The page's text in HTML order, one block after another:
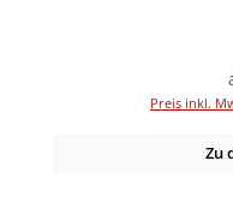
Preis inkl.
Zu